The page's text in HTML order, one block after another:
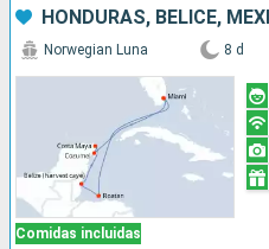
Comidas incluidas
Norwegian Luna 8 d